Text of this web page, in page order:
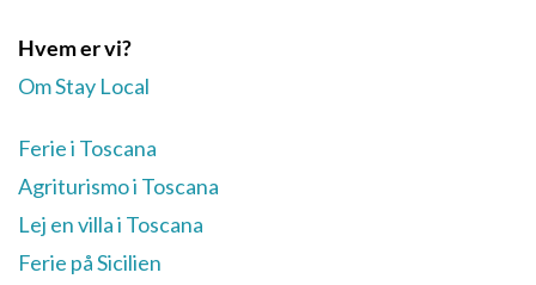
Hvem er vi?
Om Stay Local
Ferie i Toscana
Agriturismo i Toscana
Lej en villa i Toscana
Ferie på Sicilien